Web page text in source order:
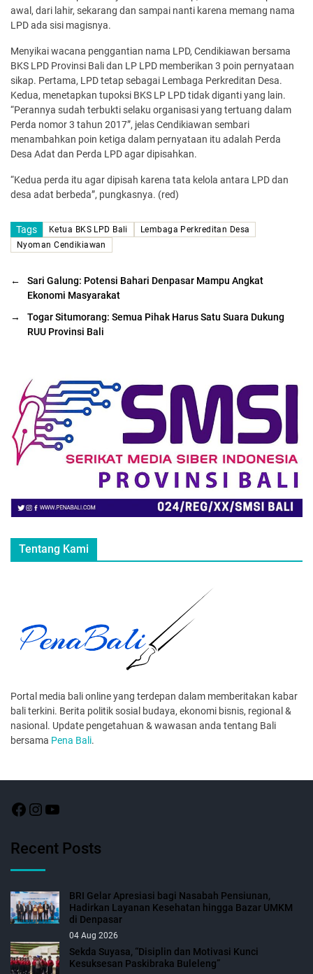
awal, dari lahir, sekarang dan sampai nanti karena memang nama
LPD ada sisi magisnya.
Menyikai wacana penggantian nama LPD, Cendikiawan bersama
BKS LPD Provinsi Bali dan LP LPD memberikan 3 poin pernyataan
sikap. Pertama, LPD tetap sebagai Lembaga Perkreditan Desa.
Kedua, menetapkan tupoksi BKS LP LPD tidak diganti yang lain.
“Perannya sudah terbukti selaku organisasi yang tertuang dalam
Perda nomor 3 tahun 2017”, jelas Cendikiawan sembari
menambahkan poin ketiga dalam pernyataan itu adalah Perda
Desa Adat dan Perda LPD agar dipisahkan.
“Kedua perda itu agar dipisah karena tata kelola antara LPD dan
desa adat berbeda”, pungkasnya. (red)
Tags Ketua BKS LPD Bali
Lembaga Perkreditan Desa
Nyoman Cendikiawan
←
Sari Galung: Potensi Bahari Denpasar Mampu Angkat
Ekonomi Masyarakat
→
Togar Situmorang: Semua Pihak Harus Satu Suara Dukung
RUU Provinsi Bali
Tentang Kami
Portal media bali online yang terdepan dalam memberitakan kabar
bali terkini. Berita politik sosial budaya, ekonomi bisnis, regional &
nasional. Update pengetahuan & wawasan anda tentang Bali
bersama Pena Bali.
Recent Posts
BRI Gelar Apresiasi bagi Nasabah Pensiunan,
Hadirkan Layanan Kesehatan hingga Bazar UMKM
di Denpasar
04 Aug 2026
Sekda Suyasa, “Disiplin dan Motivasi Kunci
Kesuksesan Paskibraka Buleleng”